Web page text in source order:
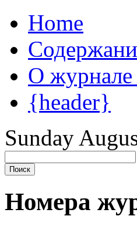
Home
О журнале
{header}
Sunday
Номера